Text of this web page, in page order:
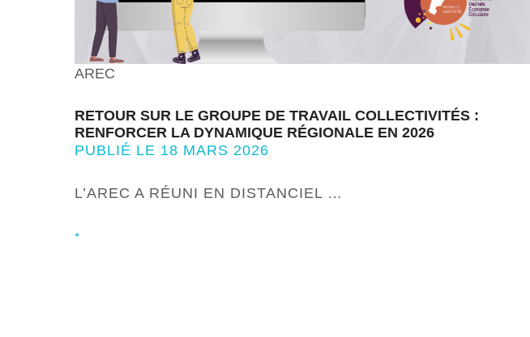
AREC
RETOUR SUR LE GROUPE DE TRAVAIL COLLECTIVITÉS :
RENFORCER LA DYNAMIQUE RÉGIONALE EN 2026
PUBLIÉ LE 18 MARS 2026
L’AREC A RÉUNI EN DISTANCIEL …
+